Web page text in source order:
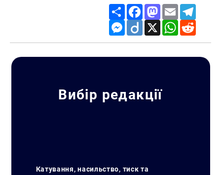
Share FacebookMastodon
Email
Messenger
Diigo X WhatsApp
Вибір редакції
Катування, насильство, тиск та